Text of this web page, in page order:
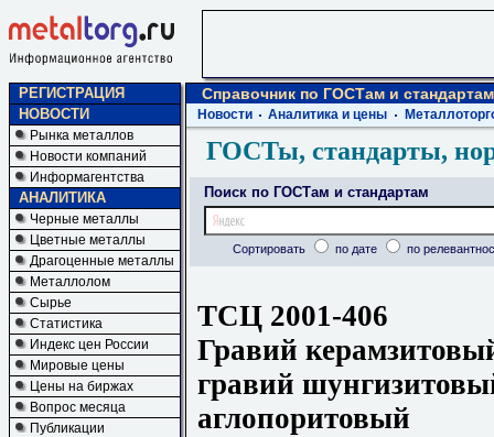
РЕГИСТРАЦИЯ
НОВОСТИ
Рынка металлов
Новости компаний
Информагентства
АНАЛИТИКА
Черные металлы
Цветные металлы
Драгоценные металлы
Металлолом
Сырье
Статистика
Индекс цен России
Мировые цены
Цены на биржах
Вопрос месяца
Публикации
Справочник по ГОСТам и стандартам
Новости Аналитика и цены
ГОСТы, стандарты,
Поиск по ГОСТам и стандартам
Сортировать по дате по
ТСЦ 2001-406
Гравий
гравий
аглопоритовый